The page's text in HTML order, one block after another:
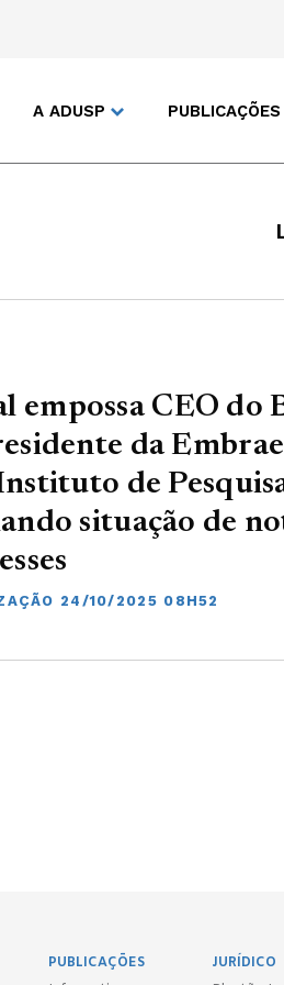
A ADUSP PUBLICAÇÕES
empossa CEO do
da
de
situação de
24/10/2025 08H52
PUBLICAÇÕES
JURÍDICO